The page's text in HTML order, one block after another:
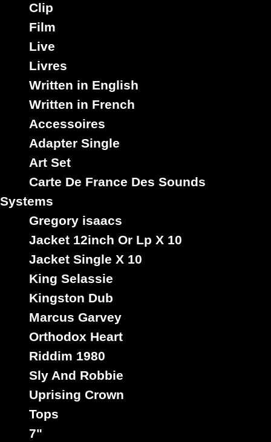
Clip
Film
Live
Livres
Written in English
Written in French
Accessoires
Adapter Single
Art Set
Carte De France Des Sounds
Systems
Gregory isaacs
Jacket 12inch Or Lp X 10
Jacket Single X 10
King Selassie
Kingston Dub
Marcus Garvey
Orthodox Heart
Riddim 1980
Sly And Robbie
Uprising Crown
Tops
7"